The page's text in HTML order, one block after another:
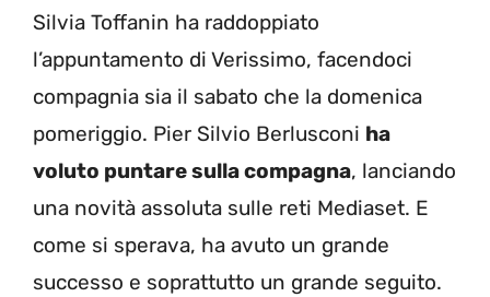
Silvia Toffanin ha raddoppiato
l’appuntamento di Verissimo, facendoci
compagnia sia il sabato che la domenica
pomeriggio. Pier Silvio Berlusconi ha
voluto puntare sulla compagna, lanciando
una novità assoluta sulle reti Mediaset. E
come si sperava, ha avuto un grande
successo e soprattutto un grande seguito.